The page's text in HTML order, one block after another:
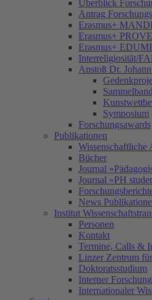
Überblick
Antrag
Erasmus+
Erasmus+ PROVE
Erasmus+
Interreligiosität/
Anstoß Dr.
Sammelband
Symposium
Forschungsawards
Publikationen
Wissenschaftliche
Bücher
Journal
Journal »PH
News
Institut
Personen
Kontakt
Termine, Calls &
Linzer Zentrum
Doktoratsstudium
Interner
Internationaler